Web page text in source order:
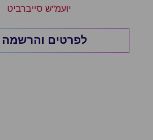
יועמ"ש סייברביט
לפרטים והרשמה